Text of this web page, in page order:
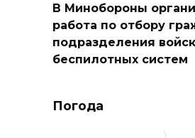
В Минобороны
работа по отбору
подразделения войск
беспилотных систем
Погода